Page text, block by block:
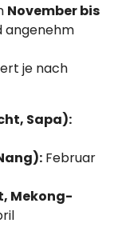
November bis
angenehm
je nach
Sapa):
Februar
Mekong-